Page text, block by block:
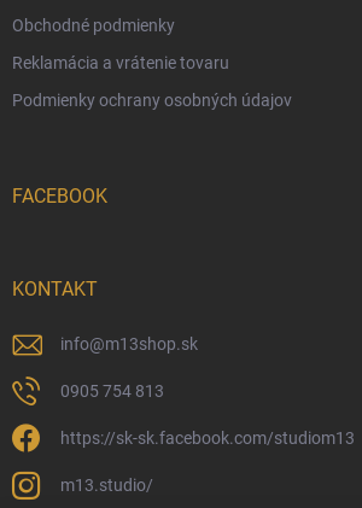
Obchodné podmienky
Reklamácia a vrátenie tovaru
Podmienky ochrany osobných údajov
FACEBOOK
KONTAKT
info@m13shop.sk
0905 754 813
https://sk-sk.facebook.com/studiom13
m13.studio/